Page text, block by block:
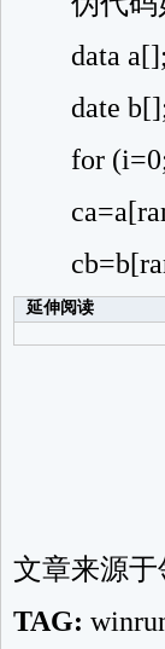
data a[];
date
for
延伸阅读
文章来源于
TAG: